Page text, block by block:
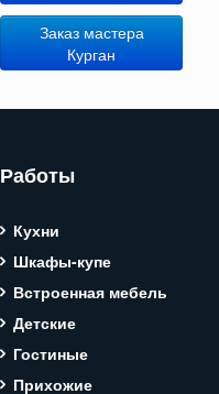
Заказ мастера
Курган
Работы
Кухни
Шкафы-купе
Встроенная мебель
Детские
Гостиные
Прихожие